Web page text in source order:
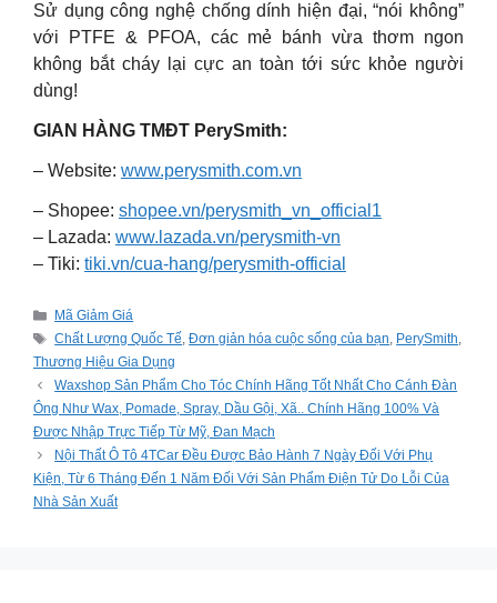
Sử dụng công nghệ chống dính hiện đại, “nói không”
với PTFE & PFOA, các mẻ bánh vừa thơm ngon
không bắt cháy lại cực an toàn tới sức khỏe người
dùng!
GIAN HÀNG TMĐT PerySmith:
– Website: www.perysmith.com.vn
– Shopee: shopee.vn/perysmith_vn_official1
– Lazada: www.lazada.vn/perysmith-vn
– Tiki: tiki.vn/cua-hang/perysmith-official
Categories
Mã Giảm Giá
Tags
Chất Lượng Quốc Tế,Đơn giản hóa cuộc sống của bạn, PerySmith,
Thương Hiệu Gia Dụng
Waxshop Sản Phẩm Cho Tóc Chính Hãng Tốt Nhất Cho Cánh Đàn
Ông Như Wax, Pomade, Spray, Dầu Gội, Xã.. Chính Hãng 100% Và
Được Nhập Trực Tiếp Từ Mỹ, Đan Mạch
Nội Thất Ô Tô 4TCar Đều Được Bảo Hành 7 Ngày Đối Với Phụ
Kiện, Từ 6 Tháng Đến 1 Năm Đối Với Sản Phẩm Điện Tử Do Lỗi Của
Nhà Sản Xuất